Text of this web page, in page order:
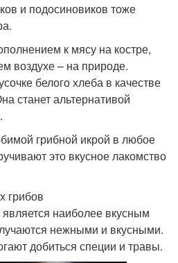
и подосиновиков тоже
к мясу на костре,
воздухе – на природе.
белого хлеба в качестве
станет альтернативой
грибной икрой в любое
это вкусное лакомство
грибов
наиболее вкусным
нежными и вкусными.
добиться специи и травы.